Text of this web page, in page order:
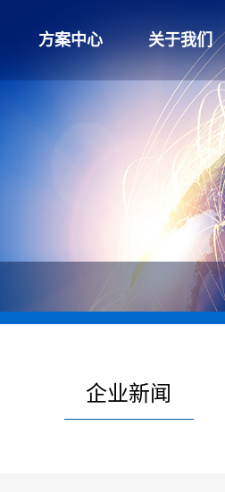
方案中心 关于我们
公司介绍
荣誉资质
公司客户
联系我们
企业新闻